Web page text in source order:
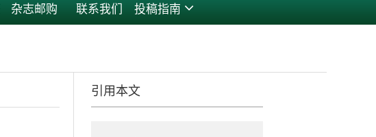
投稿指南
杂志邮购 联系我们
引用本文